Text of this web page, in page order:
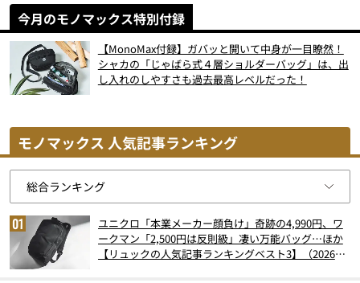
今月のモノマックス特別付録
【MonoMax付録】ガバッと開いて中身が一目瞭然！
シャカの「じゃばら式４層ショルダーバッグ」は、出
し入れのしやすさも過去最高レベルだった！
モノマックス 人気記事ランキング
ユニクロ「本業メーカー顔負け」奇跡の4,990円、ワ
ークマン「2,500円は反則級」凄い万能バッグ…ほか
【リュックの人気記事ランキングベスト3】（2026年